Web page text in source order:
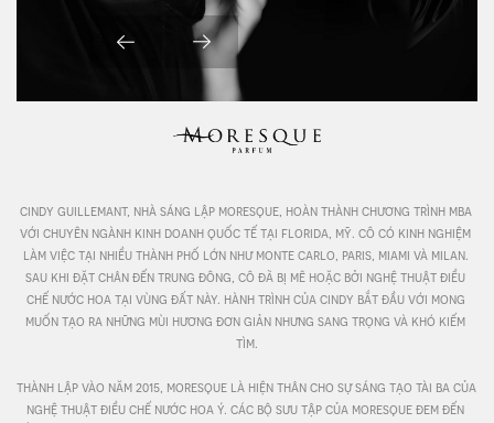
cindy guillemant, nhà sáng lập moresque, hoàn thành chương trình mba
với chuyên ngành kinh doanh quốc tế tại florida, mỹ. cô có kinh nghiệm
làm việc tại nhiều thành phố lớn như monte carlo, paris, miami và milan.
sau khi đặt chân đến trung đông, cô đã bị mê hoặc bởi nghệ thuật điều
chế nước hoa tại vùng đất này. hành trình của cindy bắt đầu với mong
muốn tạo ra những mùi hương đơn giản nhưng sang trọng và khó kiếm
tìm.
thành lập vào năm 2015, moresque là hiện thân cho sự sáng tạo tài ba của
nghệ thuật điều chế nước hoa ý. các bộ sưu tập của moresque đem đến